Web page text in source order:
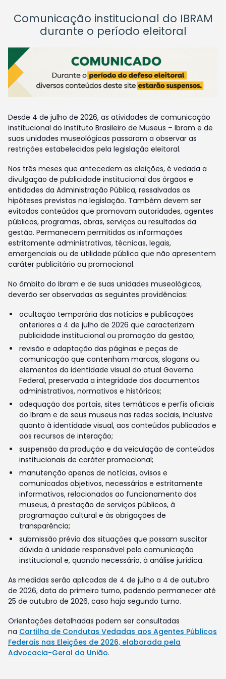
Comunicação institucional do IBRAM
durante o período eleitoral
Desde 4 de julho de 2026, as atividades de comunicação
institucional do Instituto Brasileiro de Museus – Ibram e de
suas unidades museológicas passaram a observar as
restrições estabelecidas pela legislação eleitoral.
Nos três meses que antecedem as eleições, é vedada a
divulgação de publicidade institucional dos órgãos e
entidades da Administração Pública, ressalvadas as
hipóteses previstas na legislação. Também devem ser
evitados conteúdos que promovam autoridades, agentes
públicos, programas, obras, serviços ou resultados da
gestão. Permanecem permitidas as informações
estritamente administrativas, técnicas, legais,
emergenciais ou de utilidade pública que não apresentem
caráter publicitário ou promocional.
No âmbito do Ibram e de suas unidades museológicas,
deverão ser observadas as seguintes providências:
ocultação temporária das notícias e publicações
anteriores a 4 de julho de 2026 que caracterizem
publicidade institucional ou promoção da gestão;
revisão e adaptação das páginas e peças de
comunicação que contenham marcas, slogans ou
elementos da identidade visual do atual Governo
Federal, preservada a integridade dos documentos
administrativos, normativos e históricos;
adequação dos portais, sites temáticos e perfis oficiais
do Ibram e de seus museus nas redes sociais, inclusive
quanto à identidade visual, aos conteúdos publicados e
aos recursos de interação;
suspensão da produção e da veiculação de conteúdos
institucionais de caráter promocional;
manutenção apenas de notícias, avisos e
comunicados objetivos, necessários e estritamente
informativos, relacionados ao funcionamento dos
museus, à prestação de serviços públicos, à
programação cultural e às obrigações de
transparência;
submissão prévia das situações que possam suscitar
dúvida à unidade responsável pela comunicação
institucional e, quando necessário, à análise jurídica.
As medidas serão aplicadas de 4 de julho a 4 de outubro
de 2026, data do primeiro turno, podendo permanecer até
25 de outubro de 2026, caso haja segundo turno.
Orientações detalhadas podem ser consultadas
na Cartilha de Condutas Vedadas aos Agentes Públicos
Federais nas Eleições de 2026, elaborada pela
Advocacia-Geral da União.